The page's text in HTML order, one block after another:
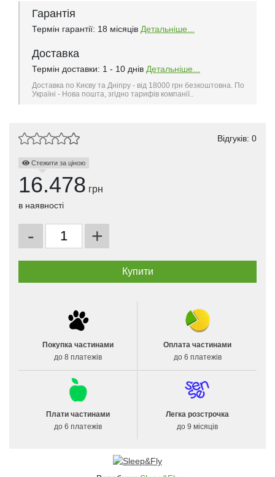
Гарантія
Термін гарантії: 18 місяців Детальніше...
Доставка
Термін доставки: 1 - 10 днів Детальніше...
Доставка по Києву та Дніпру - від 18000 грн безкоштовна. По
Україні - Нова пошта, згідно тарифів компанії..
Відгуків: 0
Стежити за ціною
16.478 грн
в наявності
- +
Покупка частинами
до 8 платежів
Оплата частинами
до 6 платежів
Плати частинами
до 6 платежів
Легка розстрочка
до 9 місяців